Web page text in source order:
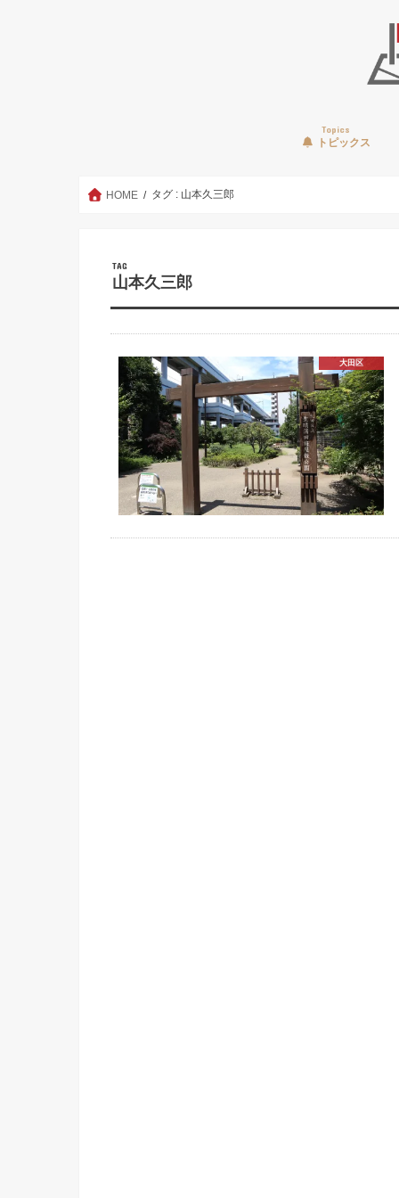
Topics
トピックス
HOME タグ : 山本久三郎
TAG
山本久三郎
大田区